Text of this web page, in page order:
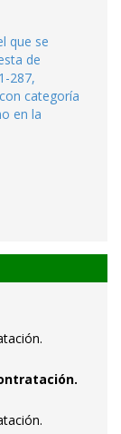
que se
de
287,
categoría
en la